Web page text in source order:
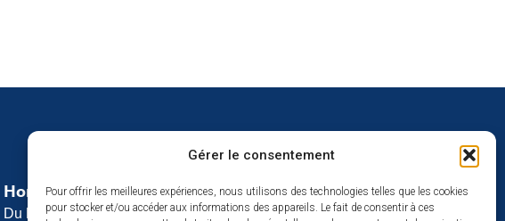
Gérer le consentement
Pour offrir les meilleures expériences, nous utilisons des technologies telles que les cookies
pour stocker et/ou accéder aux informations des appareils. Le fait de consentir à ces
Horaires d’ouverture
Du lundi au vendredi :